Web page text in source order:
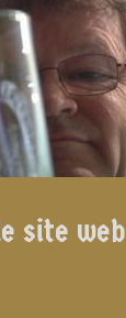
site web